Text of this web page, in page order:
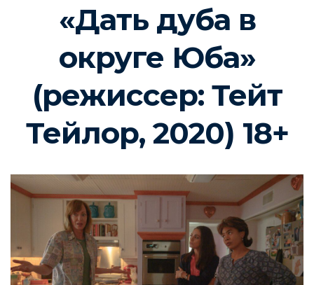
«Дать дуба в
округе Юба»
(режиссер: Тейт
Тейлор, 2020) 18+